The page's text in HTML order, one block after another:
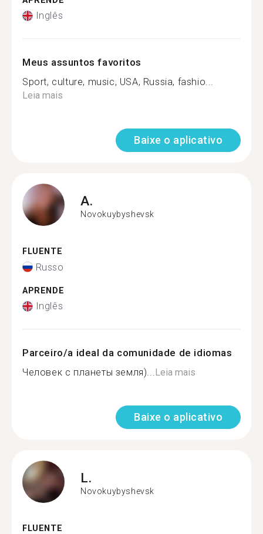
Inglês
Meus assuntos favoritos
Sport, culture, music, USA, Russia, fashio...
Leia mais
Baixe o aplicativo
A.
Novokuybyshevsk
FLUENTE
Russo
APRENDE
Inglês
Parceiro/a ideal da comunidade de idiomas
Человек с планеты земля)...Leia mais
Baixe o aplicativo
L.
Novokuybyshevsk
FLUENTE